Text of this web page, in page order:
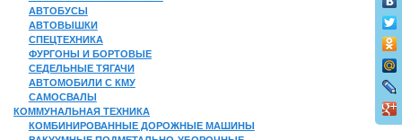
АВТОБУСЫ
АВТОВЫШКИ
СПЕЦТЕХНИКА
ФУРГОНЫ И БОРТОВЫЕ
СЕДЕЛЬНЫЕ ТЯГАЧИ
АВТОМОБИЛИ С КМУ
САМОСВАЛЫ
КОММУНАЛЬНАЯ ТЕХНИКА
КОМБИНИРОВАННЫЕ ДОРОЖНЫЕ МАШИНЫ